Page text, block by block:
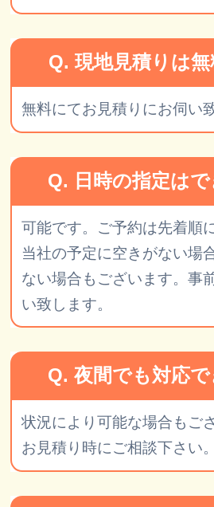
Q. 現地見積りは
無料にてお見積りにお伺い
Q. 日時の指定は
可能です。ご予約は先着順
当社の予定に空きがない場
ない場合もございます。事
い致します。
Q. 夜間でも対応
状況により可能な場合もご
お見積り時にご相談下さい。